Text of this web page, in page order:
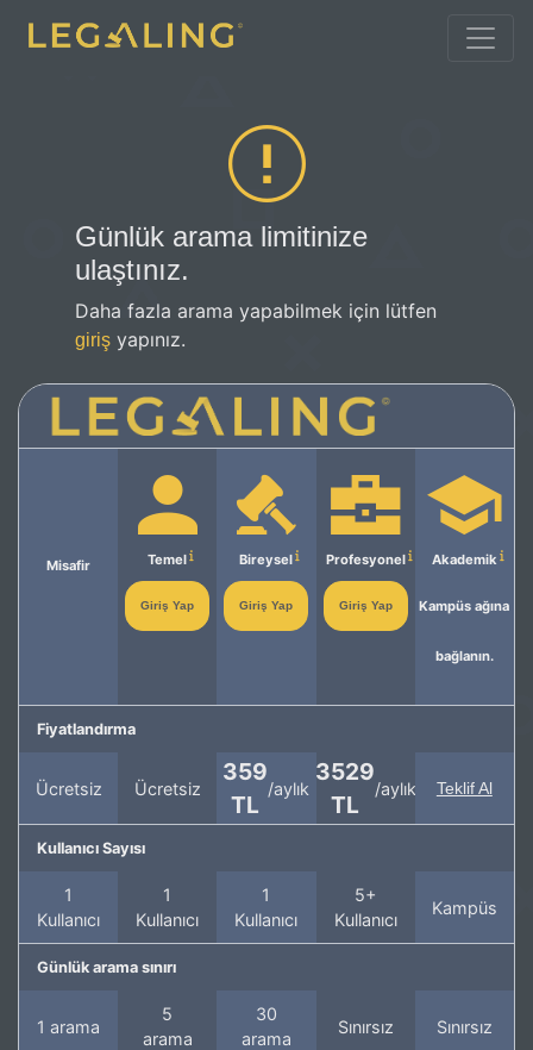
Günlük arama limitinize
ulaştınız.
Daha fazla arama yapabilmek için lütfen
giriş yapınız.
Misafir Temel
Giriş Yap
Bireysel
Giriş Yap
Profesyonel
Giriş Yap
Akademik
Kampüs ağına
bağlanın.
Fiyatlandırma
Ücretsiz Ücretsiz
359
TL
/aylık
3529
TL
/aylık Teklif Al
Kullanıcı Sayısı
1
Kullanıcı
1
Kullanıcı
1
Kullanıcı
5+
Kullanıcı
Kampüs
Günlük arama sınırı
1 arama
5
arama
30
arama
Sınırsız Sınırsız